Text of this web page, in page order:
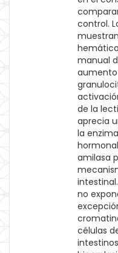
control.
manual
de la
aprecia
la
amilasa
no
células